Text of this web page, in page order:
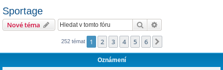
Sportage
Nové téma Hledat
252 témat 1 2 3 4 5 6
Oznámení